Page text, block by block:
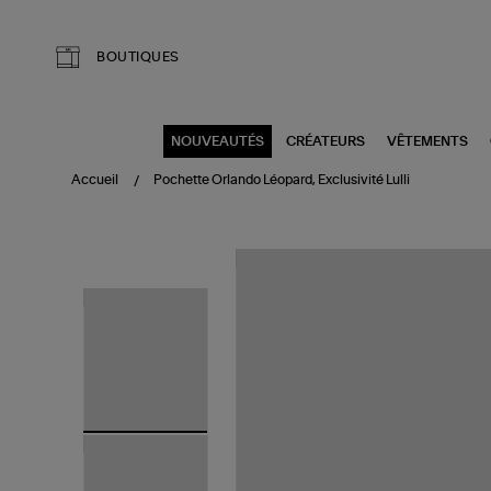
BOUTIQUES
NOUVEAUTÉS CRÉATEURS VÊTEMENTS
Accueil Pochette Orlando Léopard, Exclusivité Lulli